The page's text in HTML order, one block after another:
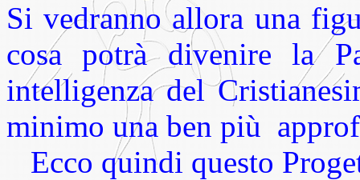
Si vedranno allora una
cosa potrà divenire la
intelligenza del
minimo una ben più
Ecco quindi questo